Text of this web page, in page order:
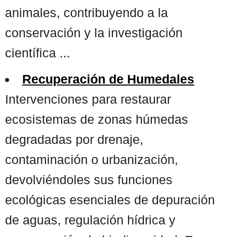
animales, contribuyendo a la
conservación y la investigación
científica ...
Recuperación de Humedales
Intervenciones para restaurar
ecosistemas de zonas húmedas
degradadas por drenaje,
contaminación o urbanización,
devolviéndoles sus funciones
ecológicas esenciales de depuración
de aguas, regulación hídrica y